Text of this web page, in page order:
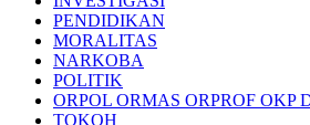
PENDIDIKAN
MORALITAS
NARKOBA
POLITIK
ORPOL ORMAS ORPROF OKP
TOKOH